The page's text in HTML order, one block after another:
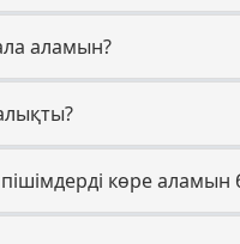
аламын?
көре аламын